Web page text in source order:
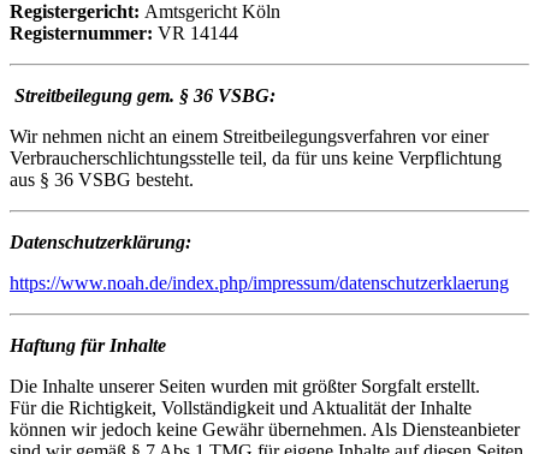
Registergericht: Amtsgericht Köln
Registernummer: VR 14144
Streitbeilegung gem. § 36 VSBG:
Wir nehmen nicht an einem Streitbeilegungsverfahren vor einer
Verbraucherschlichtungsstelle teil, da für uns keine Verpflichtung
aus § 36 VSBG besteht.
Datenschutzerklärung:
https://www.noah.de/index.php/impressum/datenschutzerklaerung
Haftung für Inhalte
Die Inhalte unserer Seiten wurden mit größter Sorgfalt erstellt.
Für die Richtigkeit, Vollständigkeit und Aktualität der Inhalte
können wir jedoch keine Gewähr übernehmen. Als Diensteanbieter